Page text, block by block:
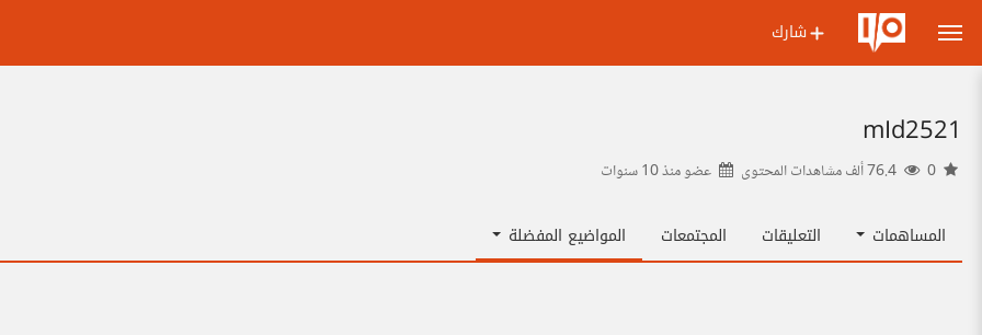
شارك
mId2521
عضو منذ10 سنوات
المساهمات التعليقات المجتمعات المواضيع المفضلة